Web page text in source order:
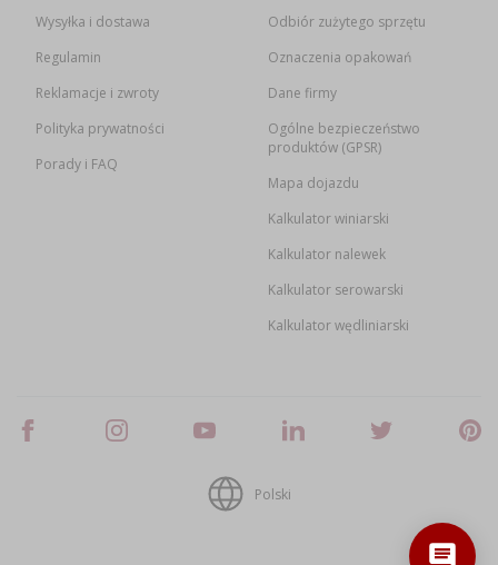
Wysyłka i dostawa
Regulamin
Reklamacje i zwroty
Polityka prywatności
Porady i FAQ
Odbiór zużytego sprzętu
Oznaczenia opakowań
Dane firmy
Ogólne bezpieczeństwo
produktów (GPSR)
Mapa dojazdu
Kalkulator winiarski
Kalkulator nalewek
Kalkulator serowarski
Kalkulator wędliniarski
Polski